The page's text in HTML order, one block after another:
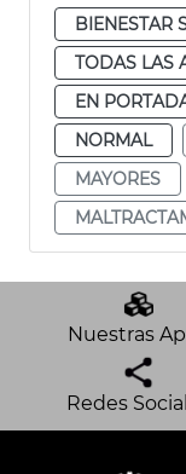
BIENESTAR
TODAS LAS
EN
NORMAL
MAYORES
Nuestras
Redes